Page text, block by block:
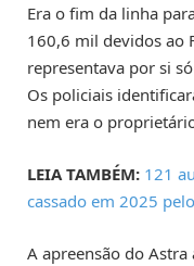
Era o fim da linha
160,6 mil devidos ao
representava por si
Os policiais
nem era o
LEIA TAMBÉM: 121
cassado em 2025
A apreensão do